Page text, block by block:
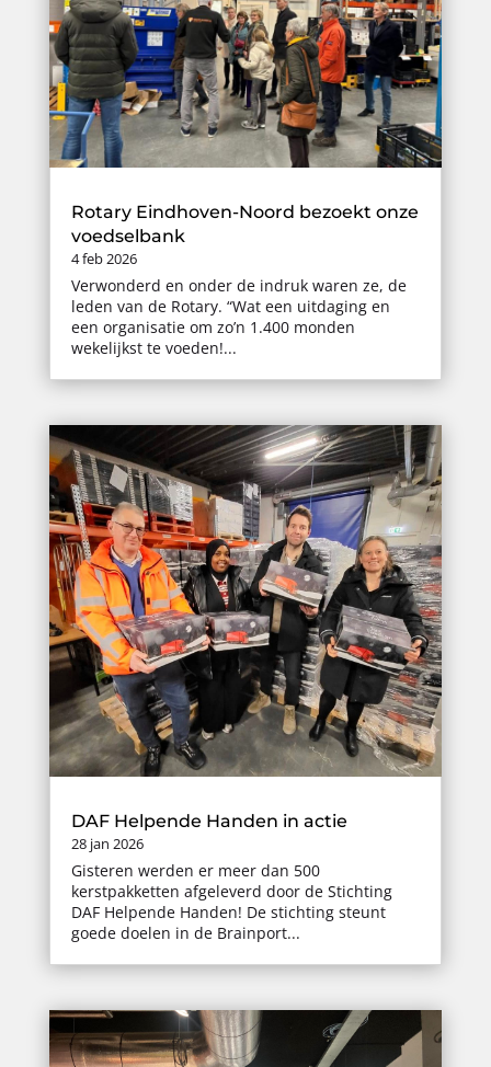
Rotary Eindhoven-Noord bezoekt onze
voedselbank
4 feb 2026
Verwonderd en onder de indruk waren ze, de
leden van de Rotary. “Wat een uitdaging en
een organisatie om zo’n 1.400 monden
wekelijkst te voeden!...
DAF Helpende Handen in actie
28 jan 2026
Gisteren werden er meer dan 500
kerstpakketten afgeleverd door de Stichting
DAF Helpende Handen! De stichting steunt
goede doelen in de Brainport...